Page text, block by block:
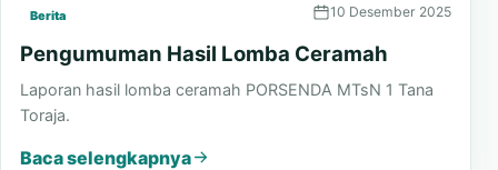
Berita 10 Desember 2025
Pengumuman Hasil Lomba Ceramah
Laporan hasil lomba ceramah PORSENDA MTsN 1 Tana
Toraja.
Baca selengkapnya